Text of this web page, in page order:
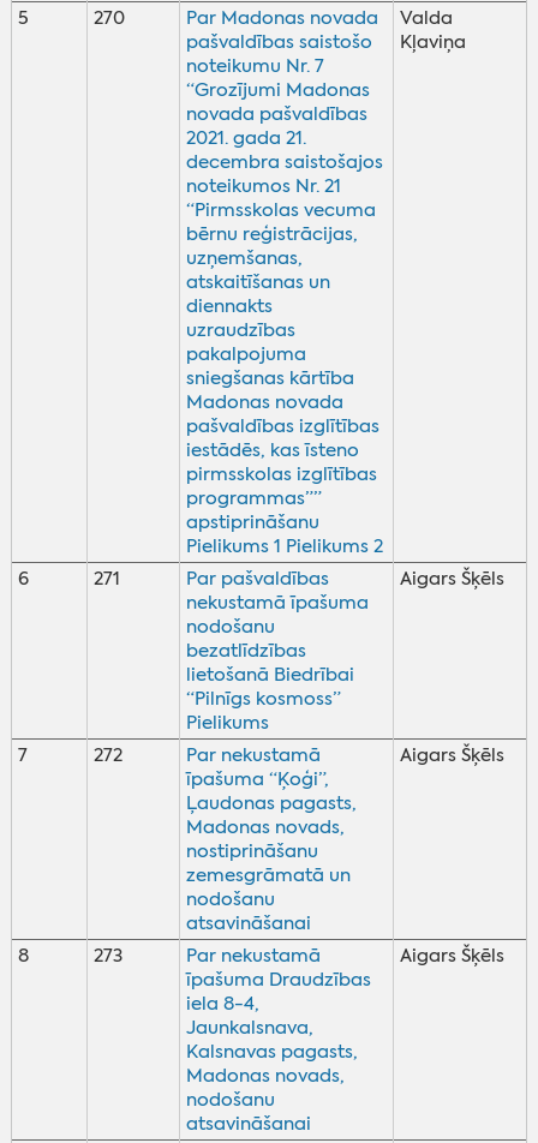
5 270
Par Madonas novada
pašvaldības saistošo
noteikumu Nr. 7
“Grozījumi Madonas
novada pašvaldības
2021. gada 21.
decembra saistošajos
noteikumos Nr. 21
“Pirmsskolas vecuma
bērnu reģistrācijas,
uzņemšanas,
atskaitīšanas un
diennakts
uzraudzības
pakalpojuma
sniegšanas kārtība
Madonas novada
pašvaldības izglītības
iestādēs, kas īsteno
pirmsskolas izglītības
programmas””
apstiprināšanu
Pielikums 1 Pielikums 2
Valda
Kļaviņa
6 271
Par pašvaldības
nekustamā īpašuma
nodošanu
bezatlīdzības
lietošanā Biedrībai
“Pilnīgs kosmoss”
Pielikums
Aigars Šķēls
7 272
Par nekustamā
īpašuma “Ķoģi”,
Ļaudonas pagasts,
Madonas novads,
nostiprināšanu
zemesgrāmatā un
nodošanu
atsavināšanai
Aigars Šķēls
8 273
Par nekustamā
īpašuma Draudzības
iela 8-4,
Jaunkalsnava,
Kalsnavas pagasts,
Madonas novads,
nodošanu
atsavināšanai
Aigars Šķēls